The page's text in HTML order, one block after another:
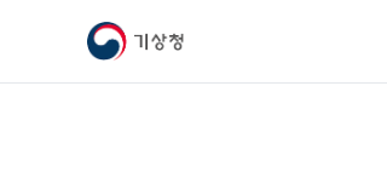
기상청